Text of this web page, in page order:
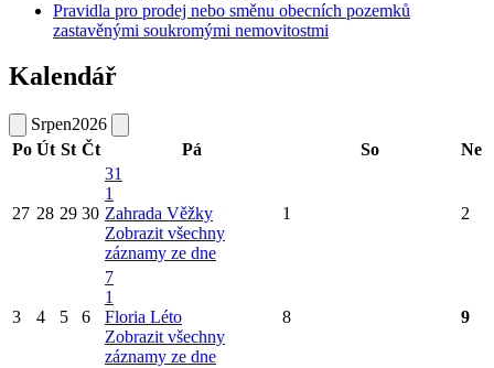
Pravidla pro prodej nebo směnu obecních pozemků
zastavěnými soukromými nemovitostmi
Kalendář
Srpen2026
Po Út St Čt Pá So Ne
27 28 29 30
31
1
Zahrada Věžky
Zobrazit všechny
záznamy ze dne
1 2
3 4 5 6
7
1
Floria Léto
Zobrazit všechny
záznamy ze dne
8 9